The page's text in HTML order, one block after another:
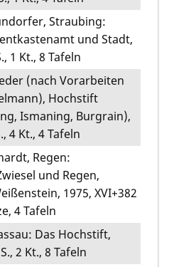
Straubing:
und Stadt,
1 Kt., 8 Tafeln
(nach Vorarbeiten
Hochstift
Ismaning, Burgrain),
4 Kt., 4 Tafeln
Regen:
und Regen,
1975, XVI+382
4 Tafeln
Das Hochstift,
2 Kt., 8 Tafeln